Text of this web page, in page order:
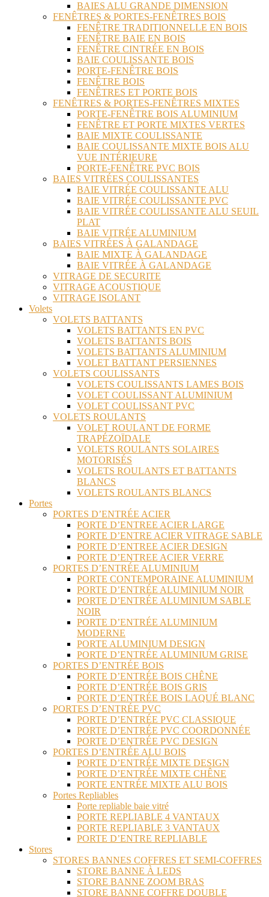
BAIES ALU GRANDE DIMENSION
FENÊTRES & PORTES-FENÊTRES BOIS
FENÊTRE TRADITIONNELLE EN BOIS
FENÊTRE BAIE EN BOIS
FENÊTRE CINTRÉE EN BOIS
BAIE COULISSANTE BOIS
PORTE-FENÊTRE BOIS
FENÊTRE BOIS
FENÊTRES ET PORTE BOIS
FENÊTRES & PORTES-FENÊTRES MIXTES
PORTE-FENÊTRE BOIS ALUMINIUM
FENÊTRE ET PORTE MIXTES VERTES
BAIE MIXTE COULISSANTE
BAIE COULISSANTE MIXTE BOIS ALU
VUE INTÉRIEURE
PORTE-FENÊTRE PVC BOIS
BAIES VITRÉES COULISSANTES
BAIE VITRÉE COULISSANTE ALU
BAIE VITRÉE COULISSANTE PVC
BAIE VITRÉE COULISSANTE ALU SEUIL
PLAT
BAIE VITRÉE ALUMINIUM
BAIES VITRÉES À GALANDAGE
BAIE MIXTE À GALANDAGE
BAIE VITRÉE À GALANDAGE
VITRAGE DE SECURITE
VITRAGE ACOUSTIQUE
VITRAGE ISOLANT
Volets
VOLETS BATTANTS
VOLETS BATTANTS EN PVC
VOLETS BATTANTS BOIS
VOLETS BATTANTS ALUMINIUM
VOLET BATTANT PERSIENNES
VOLETS COULISSANTS
VOLETS COULISSANTS LAMES BOIS
VOLET COULISSANT ALUMINIUM
VOLET COULISSANT PVC
VOLETS ROULANTS
VOLET ROULANT DE FORME
TRAPÉZOÏDALE
VOLETS ROULANTS SOLAIRES
MOTORISÉS
VOLETS ROULANTS ET BATTANTS
BLANCS
VOLETS ROULANTS BLANCS
Portes
PORTES D’ENTRÉE ACIER
PORTE D’ENTREE ACIER LARGE
PORTE D’ENTRE ACIER VITRAGE SABLE
PORTE D’ENTREE ACIER DESIGN
PORTE D’ENTREE ACIER VERRE
PORTES D’ENTRÉE ALUMINIUM
PORTE CONTEMPORAINE ALUMINIUM
PORTE D’ENTRÉE ALUMINIUM NOIR
PORTE D’ENTRÉE ALUMINIUM SABLE
NOIR
PORTE D’ENTRÉE ALUMINIUM
MODERNE
PORTE ALUMINIUM DESIGN
PORTE D’ENTRÉE ALUMINIUM GRISE
PORTES D’ENTRÉE BOIS
PORTE D’ENTRÉE BOIS CHÊNE
PORTE D’ENTRÉE BOIS GRIS
PORTE D’ENTRÉE BOIS LAQUÉ BLANC
PORTES D’ENTRÉE PVC
PORTE D’ENTRÉE PVC CLASSIQUE
PORTE D’ENTRÉE PVC COORDONNÉE
PORTE D’ENTRÉE PVC DESIGN
PORTES D’ENTRÉE ALU BOIS
PORTE D’ENTRÉE MIXTE DESIGN
PORTE D’ENTRÉE MIXTE CHÊNE
PORTE ENTRÉE MIXTE ALU BOIS
Portes Repliables
Porte repliable baie vitré
PORTE REPLIABLE 4 VANTAUX
PORTE REPLIABLE 3 VANTAUX
PORTE D’ENTRE REPLIABLE
Stores
STORES BANNES COFFRES ET SEMI-COFFRES
STORE BANNE À LEDS
STORE BANNE ZOOM BRAS
STORE BANNE COFFRE DOUBLE